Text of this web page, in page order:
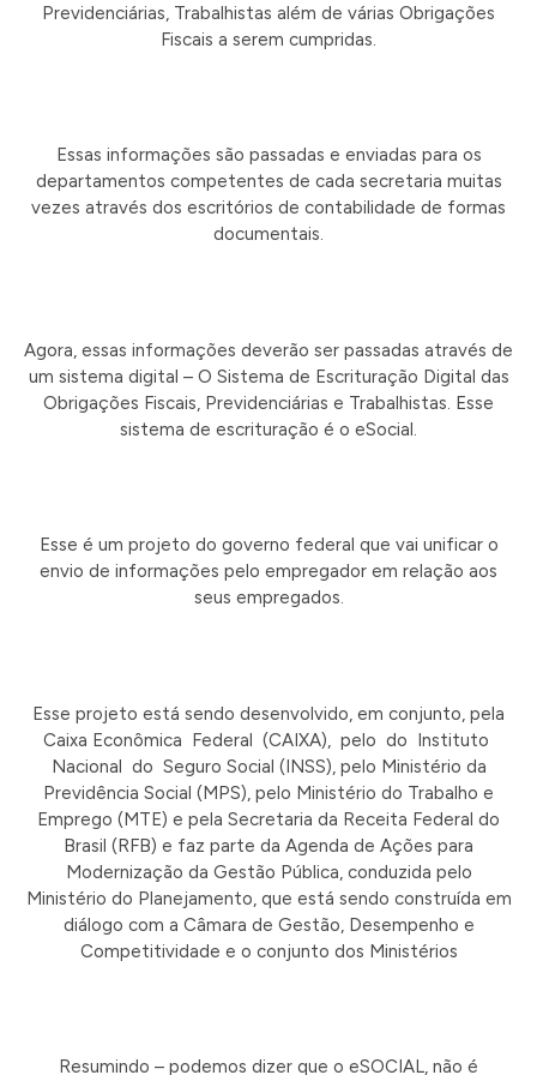
Previdenciárias, Trabalhistas além de várias Obrigações
Fiscais a serem cumpridas.
Essas informações são passadas e enviadas para os
departamentos competentes de cada secretaria muitas
vezes através dos escritórios de contabilidade de formas
documentais.
Agora, essas informações deverão ser passadas através de
um sistema digital – O Sistema de Escrituração Digital das
Obrigações Fiscais, Previdenciárias e Trabalhistas. Esse
sistema de escrituração é o eSocial.
Esse é um projeto do governo federal que vai unificar o
envio de informações pelo empregador em relação aos
seus empregados.
Esse projeto está sendo desenvolvido, em conjunto, pela
Caixa Econômica Federal (CAIXA), pelo do Instituto
Nacional do Seguro Social (INSS), pelo Ministério da
Previdência Social (MPS), pelo Ministério do Trabalho e
Emprego (MTE) e pela Secretaria da Receita Federal do
Brasil (RFB) e faz parte da Agenda de Ações para
Modernização da Gestão Pública, conduzida pelo
Ministério do Planejamento, que está sendo construída em
diálogo com a Câmara de Gestão, Desempenho e
Competitividade e o conjunto dos Ministérios
Resumindo – podemos dizer que o eSOCIAL, não é